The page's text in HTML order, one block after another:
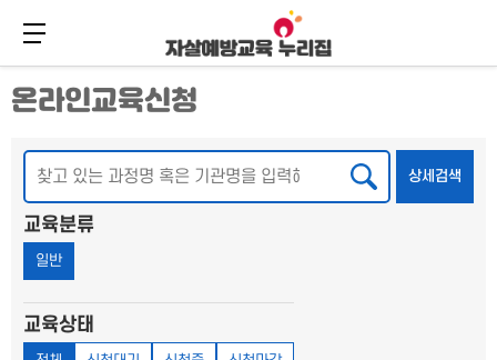
주
메
뉴
본
문
바
메뉴 버튼
온라인교육신청
검색
상세검색
교육분류
일반
교육상태